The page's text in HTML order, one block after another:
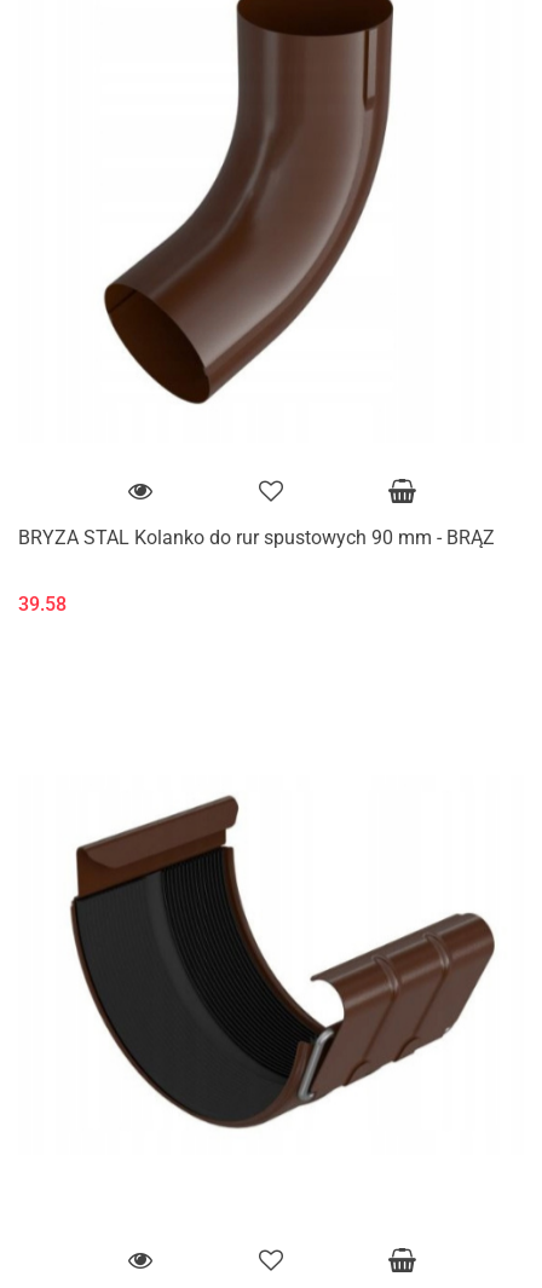
BRYZA STAL Kolanko do rur spustowych 90 mm - BRĄZ
39.58